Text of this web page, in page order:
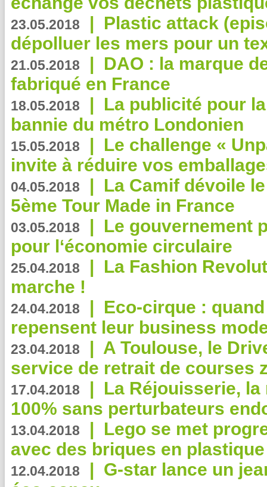
23.05.2018 | Plastic attack
dépolluer les mers pour un
21.05.2018 | DAO : la marque
fabriqué en France
18.05.2018 | La publicité pour
bannie du métro Londonien
15.05.2018 | Le challenge «
invite à réduire vos
04.05.2018 | La Camif dévoile
5ème Tour Made in France
03.05.2018 | Le gouvernement
pour l‘économie circulaire
25.04.2018 | La Fashion
marche !
24.04.2018 | Eco-cirque :
repensent leur business
23.04.2018 | A Toulouse, le
service de retrait de courses
17.04.2018 | La Réjouisserie,
100% sans perturbateurs
13.04.2018 | Lego se met
avec des briques en
12.04.2018 | G-star lance un